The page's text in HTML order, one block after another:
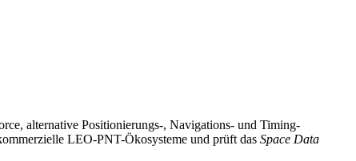
alternative Positionierungs-, Navigations- und Timing-
LEO-PNT-Ökosysteme und prüft das Space Data